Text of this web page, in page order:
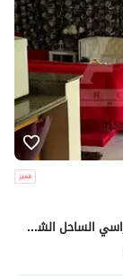
توين هاوس للبيع اطلاله مباشره على اللاند سكيب مراسي الساحل الشمالى